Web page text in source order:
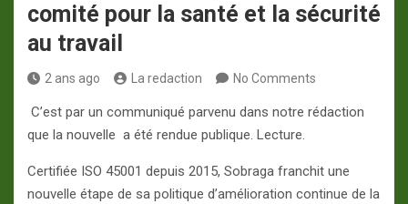
comité pour la santé et la sécurité
au travail
2 ans ago La redaction No Comments
C’est par un communiqué parvenu dans notre rédaction
que la nouvelle a été rendue publique. Lecture.
Certifiée ISO 45001 depuis 2015, Sobraga franchit une
nouvelle étape de sa politique d’amélioration continue de la